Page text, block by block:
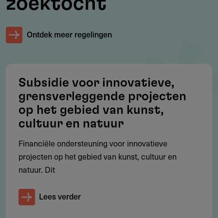
Voorwaarden
Wil je snel te weten komen of jouw project voldoet aan de
voorwaarden? Doe dan de 'quickscan' op de website van
het fonds (zie links).
Je kunt ook het document 'Bestedingenbeleid' raadplegen
voor de algemene en specifieke richtlijnen (zie bijlagen).
Restricties
Het fonds neemt geen verzoeken in behandeling voor:
Projecten met een politiek, religieus of overwegend
Ontdek meer regelingen
Subsidie voor innovatieve,
grensverleggende projecten
op het gebied van kunst,
cultuur en natuur
Financiële ondersteuning voor innovatieve
projecten op het gebied van kunst, cultuur en
natuur. Dit
Lees verder